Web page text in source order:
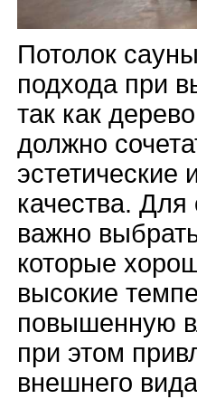
Потолок
подхода при
так как
должно
эстетические
качества. Для
важно
которые
высокие
повышенную
при этом
внешнего